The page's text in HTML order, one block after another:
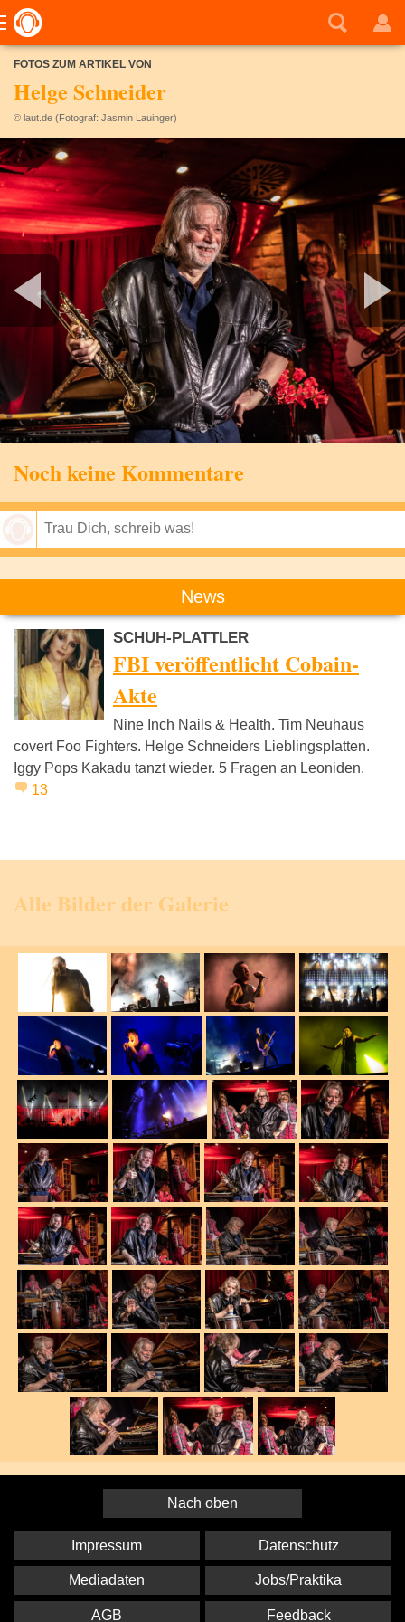
FOTOS ZUM ARTIKEL VON
Helge Schneider
© laut.de (Fotograf: Jasmin Lauinger)
Noch keine Kommentare
News
SCHUH-PLATTLER
FBI veröffentlicht Cobain-
Akte
Nine Inch Nails & Health. Tim Neuhaus
covert Foo Fighters. Helge Schneiders Lieblingsplatten.
Iggy Pops Kakadu tanzt wieder. 5 Fragen an Leoniden.
13
Alle Bilder der Galerie
Nach oben
Impressum Datenschutz
Mediadaten Jobs/Praktika
AGB Feedback